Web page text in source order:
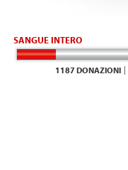
SANGUE INTERO
1187 DONAZIONI